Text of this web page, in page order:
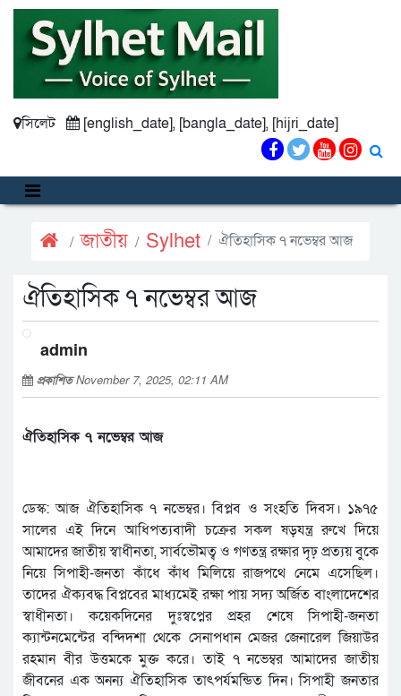
সিলেট [english_date], [bangla_date], [hijri_date]
জাতীয় Sylhet ঐতিহাসিক ৭ নভেম্বর আজ
ঐতিহাসিক ৭ নভেম্বর আজ
admin
প্রকাশিতNovember 7, 2025, 02:11 AM
ঐতিহাসিক ৭ নভেম্বর আজ
ডেস্ক: আজ ঐতিহাসিক ৭ নভেম্বর। বিপ্লব ও সংহতি দিবস। ১৯৭৫
সালের এই দিনে আধিপত্যবাদী চক্রের সকল ষড়যন্ত্র রুখে দিয়ে
আমাদের জাতীয় স্বাধীনতা, সার্বভৌমত্ব ও গণতন্ত্র রক্ষার দৃঢ় প্রত্যয় বুকে
নিয়ে সিপাহী-জনতা কাঁধে কাঁধ মিলিয়ে রাজপথে নেমে এসেছিল।
তাদের ঐক্যবদ্ধ বিপ্লবের মাধ্যমেই রক্ষা পায় সদ্য অর্জিত বাংলাদেশের
স্বাধীনতা। কয়েকদিনের দুঃস্বপ্নের প্রহর শেষে সিপাহী-জনতা
ক্যান্টনমেন্টের বন্দিদশা থেকে সেনাপধান মেজর জেনারেল জিয়াউর
রহমান বীর উত্তমকে মুক্ত করে। তাই ৭ নভেম্বর আমাদের জাতীয়
জীবনের এক অনন্য ঐতিহাসিক তাৎপর্যমন্ডিত দিন। সিপাহী জনতার